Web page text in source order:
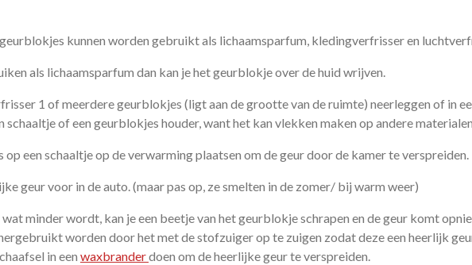
kunnen worden gebruikt als lichaamsparfum, kledingverfrisser en
als lichaamsparfum dan kan je het geurblokje over de huid wrijven.
1 of meerdere geurblokjes (ligt aan de grootte van de ruimte) neerleggen of in
schaaltje of een geurblokjes houder, want het kan vlekken maken op andere
een schaaltje op de verwarming plaatsen om de geur door de kamer te verspreiden.
geur voor in de auto. (maar pas op, ze smelten in de zomer/ bij warm weer)
minder wordt, kan je een beetje van het geurblokje schrapen en de geur komt
worden door het met de stofzuiger op te zuigen zodat deze een heerlijk
in een waxbranderdoen om de heerlijke geur te verspreiden.